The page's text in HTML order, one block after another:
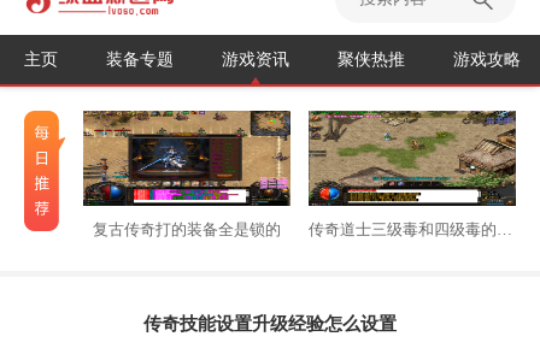
主页 装备专题 游戏资讯 聚侠热推 游戏攻略
复古传奇打的装备全是锁的 传奇道士三级毒和四级毒的区别
传奇技能设置升级经验怎么设置